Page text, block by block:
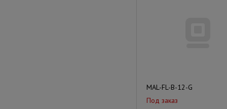
MAL-FL-В-12-G
Под заказ